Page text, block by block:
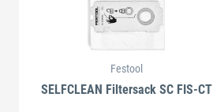
Festool
SELFCLEAN Filtersack SC FIS-CT